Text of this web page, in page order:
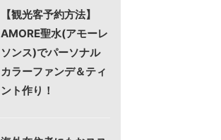
【観光客予約方法】
AMORE聖水(アモーレ
ソンス)でパーソナル
カラーファンデ＆ティ
ント作り！